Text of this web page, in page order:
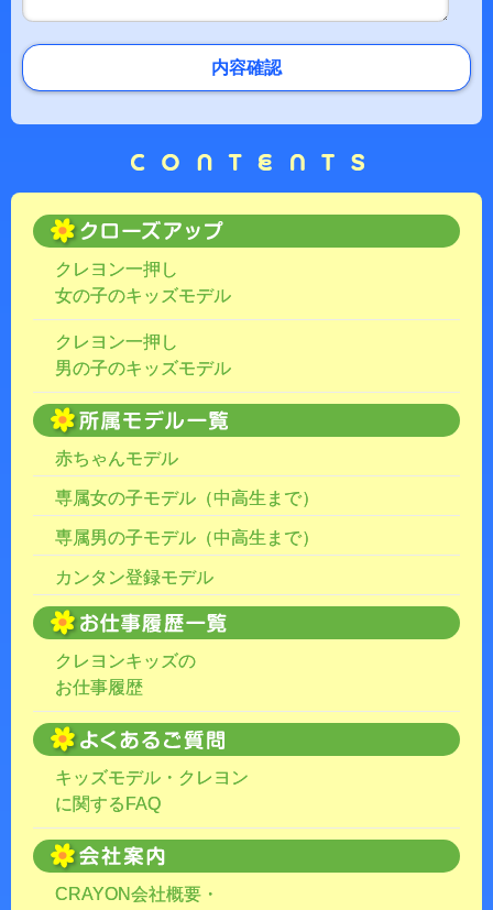
内容確認
クレヨン一押し
女の子のキッズモデル
クレヨン一押し
男の子のキッズモデル
赤ちゃんモデル
専属女の子モデル（中高生まで）
専属男の子モデル（中高生まで）
カンタン登録モデル
クレヨンキッズの
お仕事履歴
キッズモデル・クレヨン
に関するFAQ
CRAYON会社概要・